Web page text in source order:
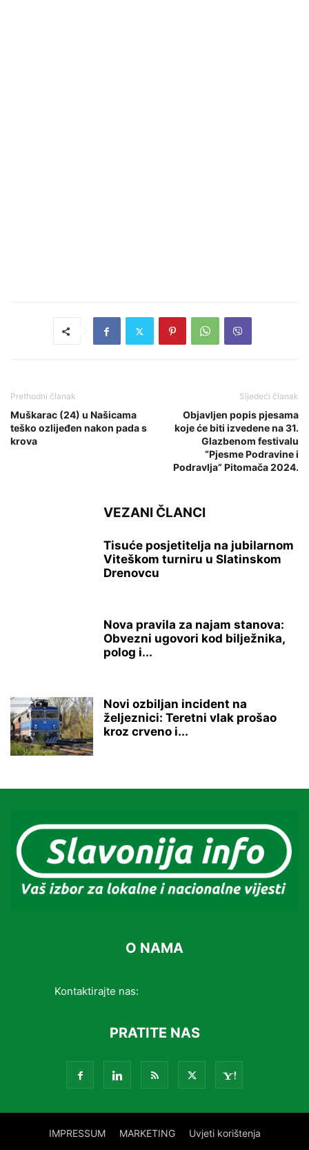
Prethodni članak
Muškarac (24) u Našicama
teško ozlijeđen nakon pada s
krova
Sljedeći članak
Objavljen popis pjesama
koje će biti izvedene na 31.
Glazbenom festivalu
“Pjesme Podravine i
Podravlja” Pitomača 2024.
VEZANI ČLANCI
Tisuće posjetitelja na jubilarnom
Viteškom turniru u Slatinskom
Drenovcu
Nova pravila za najam stanova:
Obvezni ugovori kod bilježnika,
polog i...
Novi ozbiljan incident na
željeznici: Teretni vlak prošao
kroz crveno i...
O NAMA
Kontaktirajte nas:
PRATITE NAS
IMPRESSUM MARKETING Uvjeti korištenja